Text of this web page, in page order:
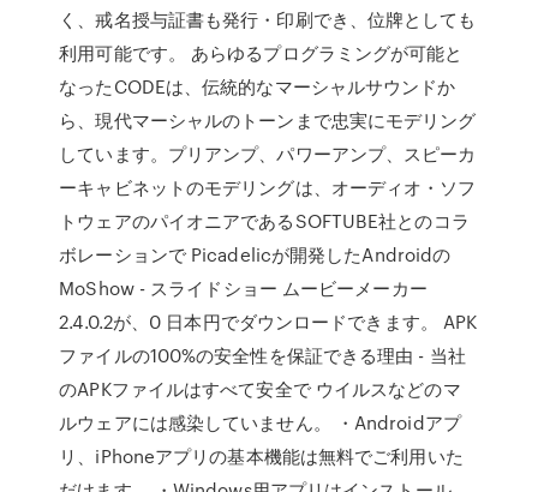
く、戒名授与証書も発行・印刷でき、位牌としても
利用可能です。 あらゆるプログラミングが可能と
なったCODEは、伝統的なマーシャルサウンドか
ら、現代マーシャルのトーンまで忠実にモデリング
しています。プリアンプ、パワーアンプ、スピーカ
ーキャビネットのモデリングは、オーディオ・ソフ
トウェアのパイオニアであるSOFTUBE社とのコラ
ボレーションで Picadelicが開発したAndroidの
MoShow - スライドショー ムービーメーカー
2.4.0.2が、0 日本円でダウンロードできます。 APK
ファイルの100%の安全性を保証できる理由 - 当社
のAPKファイルはすべて安全で ウイルスなどのマ
ルウェアには感染していません。 ・Androidアプ
リ、iPhoneアプリの基本機能は無料でご利用いた